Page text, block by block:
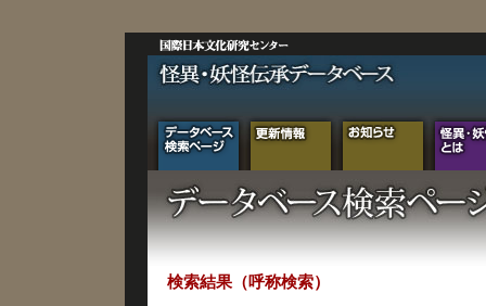
検索結果（呼称検索）